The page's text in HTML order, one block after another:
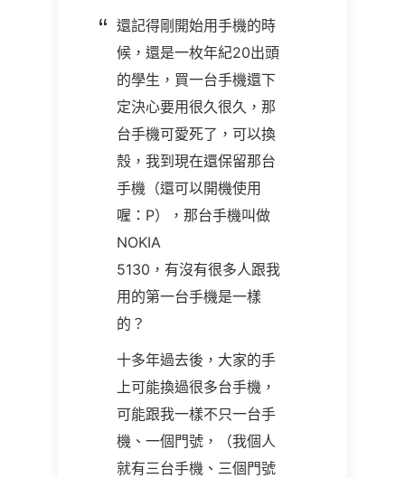
還記得剛開始用手機的時
候，還是一枚年紀20出頭
的學生，買一台手機還下
定決心要用很久很久，那
台手機可愛死了，可以換
殼，我到現在還保留那台
手機（還可以開機使用
喔：P），那台手機叫做
NOKIA
5130，有沒有很多人跟我
用的第一台手機是一樣
的？
十多年過去後，大家的手
上可能換過很多台手機，
可能跟我一樣不只一台手
機、一個門號，（我個人
就有三台手機、三個門號